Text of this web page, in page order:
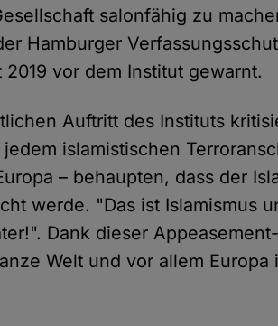
salonfähig zu
Hamburger
vor dem Institut gewarnt.
Auftritt des Instituts
islamistischen
– behaupten, dass der
werde. "Das ist Islamismus
Dank dieser Appeasement-
Welt und vor allem Europa